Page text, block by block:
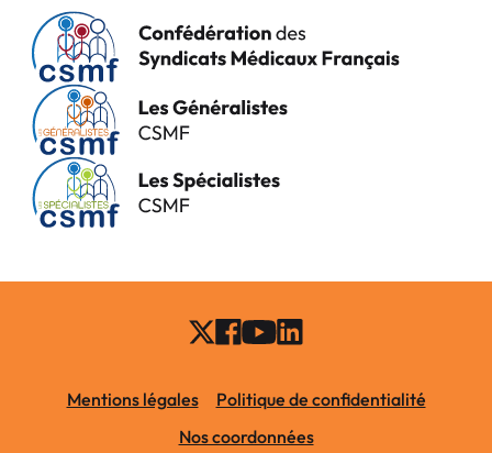
Mentions légales
Politique de confidentialité
Nos coordonnées